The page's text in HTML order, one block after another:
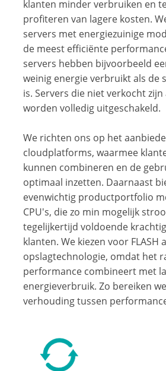
klanten minder verbruiken en
profiteren van lagere kosten.
servers met energiezuinige
de meest efficiënte
servers hebben bijvoorbeeld
weinig energie verbruikt als de
is. Servers die niet verkocht
worden volledig uitgeschakeld.
We richten ons op het
cloudplatforms, waarmee
kunnen combineren en de
optimaal inzetten. Daarnaast
evenwichtig productportfolio
CPU's, die zo min mogelijk
tegelijkertijd voldoende
klanten. We kiezen voor FLASH
opslagtechnologie, omdat het
performance combineert met
energieverbruik. Zo bereiken
verhouding tussen